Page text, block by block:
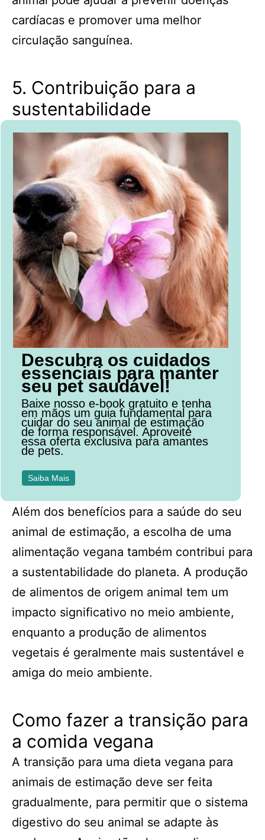
cardíacas e promover uma melhor
circulação sanguínea.
5. Contribuição para a
sustentabilidade
Descubra os cuidados
essenciais para manter
seu pet saudável!
Baixe nosso e-book gratuito e tenha
em mãos um guia fundamental para
cuidar do seu animal de estimação
de forma responsável. Aproveite
essa oferta exclusiva para amantes
de pets.
Saiba Mais
Além dos benefícios para a saúde do seu
animal de estimação, a escolha de uma
alimentação vegana também contribui para
a sustentabilidade do planeta. A produção
de alimentos de origem animal tem um
impacto significativo no meio ambiente,
enquanto a produção de alimentos
vegetais é geralmente mais sustentável e
amiga do meio ambiente.
Como fazer a transição para
a comida vegana
A transição para uma dieta vegana para
animais de estimação deve ser feita
gradualmente, para permitir que o sistema
digestivo do seu animal se adapte às